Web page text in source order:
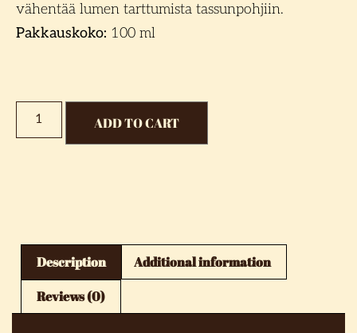
vähentää lumen tarttumista tassunpohjiin.
Pakkauskoko: 100 ml
ADD TO CART
Description
Additional information
Reviews (0)